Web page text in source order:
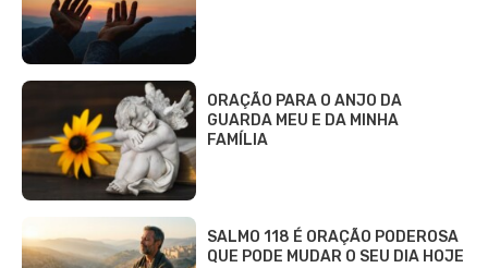
ORAÇÃO PARA O ANJO DA
GUARDA MEU E DA MINHA
FAMÍLIA
SALMO 118 É ORAÇÃO PODEROSA
QUE PODE MUDAR O SEU DIA HOJE